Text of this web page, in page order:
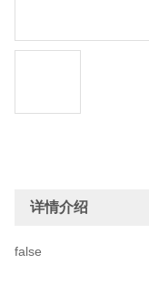
详情介绍
false